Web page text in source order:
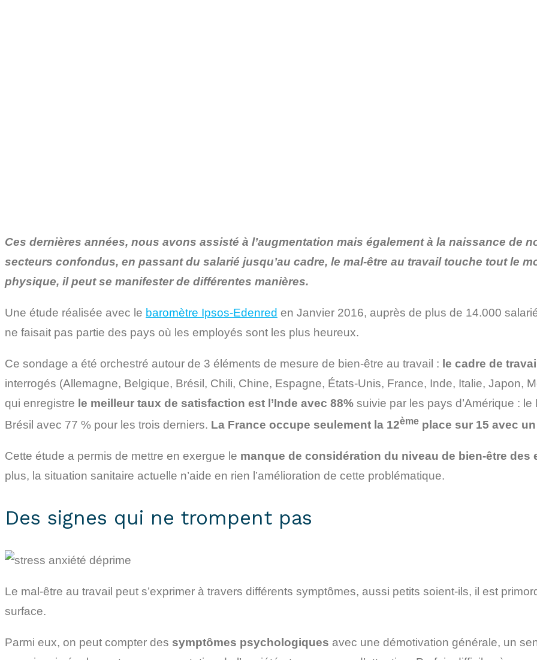
Ces dernières années, nous avons assisté à l’augmentation mais également à la naissance de
secteurs confondus, en passant du salarié jusqu’au cadre, le mal-être au travail touche tout le
physique, il peut se manifester de différentes manières.
Une étude réalisée avec le baromètre Ipsos-Edenred en Janvier 2016, auprès de plus de 14.000
ne faisait pas partie des pays où les employés sont les plus heureux.
Ce sondage a été orchestré autour de 3 éléments de mesure de bien-être au travail : le cadre de
interrogés (Allemagne, Belgique, Brésil, Chili, Chine, Espagne, États-Unis, France, Inde, Italie, Japon,
qui enregistre le meilleur taux de satisfaction est l’Inde avec 88% suivie par les pays d’Amérique :
Brésil avec 77 % pour les trois derniers. La France occupe seulement la 12ème place sur 15 avec
Cette étude a permis de mettre en exergue le manque de considération du niveau de bien-être
plus, la situation sanitaire actuelle n’aide en rien l’amélioration de cette problématique.
Des signes qui ne trompent pas
Le mal-être au travail peut s’exprimer à travers différents symptômes, aussi petits soient-ils, il est
surface.
Parmi eux, on peut compter des symptômes psychologiques avec une démotivation générale, un